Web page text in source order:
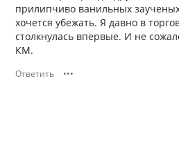
прилипчиво ванильных
хочется убежать. Я давно в
столкнулась впервые. И не
КМ.
Ответить •••